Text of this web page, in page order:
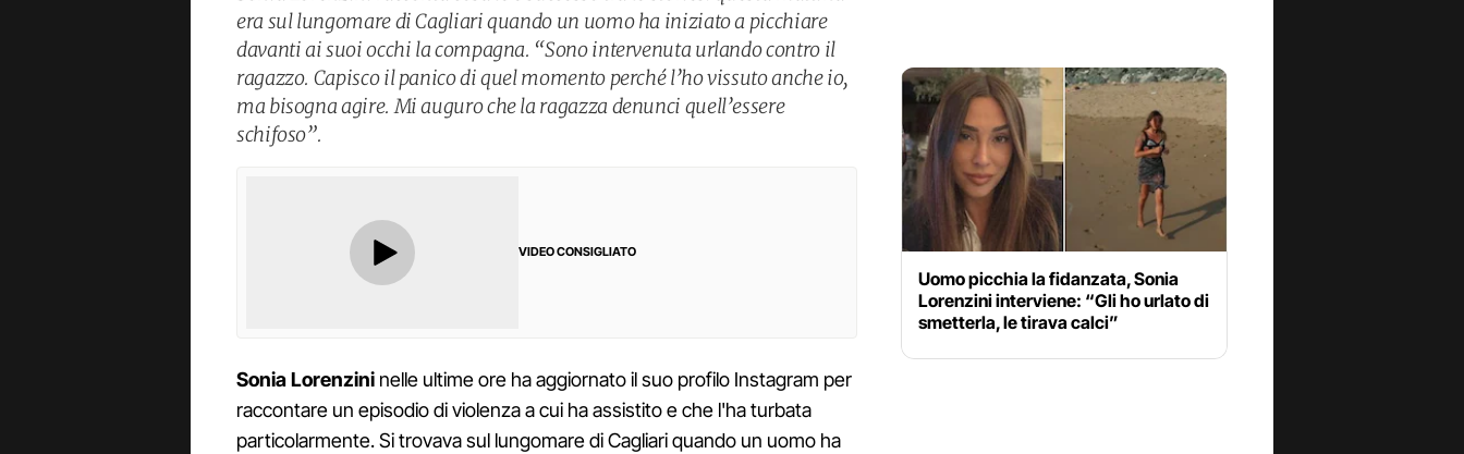
era sul lungomare di Cagliari quando un uomo ha iniziato a picchiare
davanti ai suoi occhi la compagna. “Sono intervenuta urlando contro il
ragazzo. Capisco il panico di quel momento perché l’ho vissuto anche io,
ma bisogna agire. Mi auguro che la ragazza denunci quell’essere
schifoso”.
VIDEO CONSIGLIATO
Sonia Lorenzini nelle ultime ore ha aggiornato il suo profilo Instagram per
raccontare un episodio di violenza a cui ha assistito e che l'ha turbata
particolarmente. Si trovava sul lungomare di Cagliari quando un uomo ha
Uomo picchia la fidanzata, Sonia
Lorenzini interviene: “Gli ho urlato di
smetterla, le tirava calci”